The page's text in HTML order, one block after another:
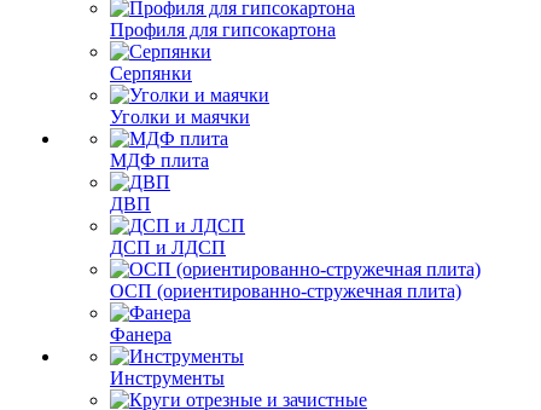
Профиля для гипсокартона
Серпянки
Уголки и маячки
МДФ плита
ДВП
ДСП и ЛДСП
ОСП (ориентированно-стружечная плита)
Фанера
Инструменты